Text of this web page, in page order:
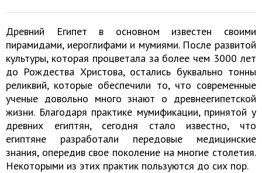
Древний Египет в основном известен своими
пирамидами, иероглифами и мумиями. После развитой
культуры, которая процветала за более чем 3000 лет
до Рождества Христова, остались буквально тонны
реликвий, которые обеспечили то, что современные
ученые довольно много знают о древнеегипетской
жизни. Благодаря практике мумификации, принятой у
древних египтян, сегодня стало известно, что
египтяне разработали передовые медицинские
знания, опередив свое поколение на многие столетия.
Некоторыми из этих практик пользуются до сих пор.